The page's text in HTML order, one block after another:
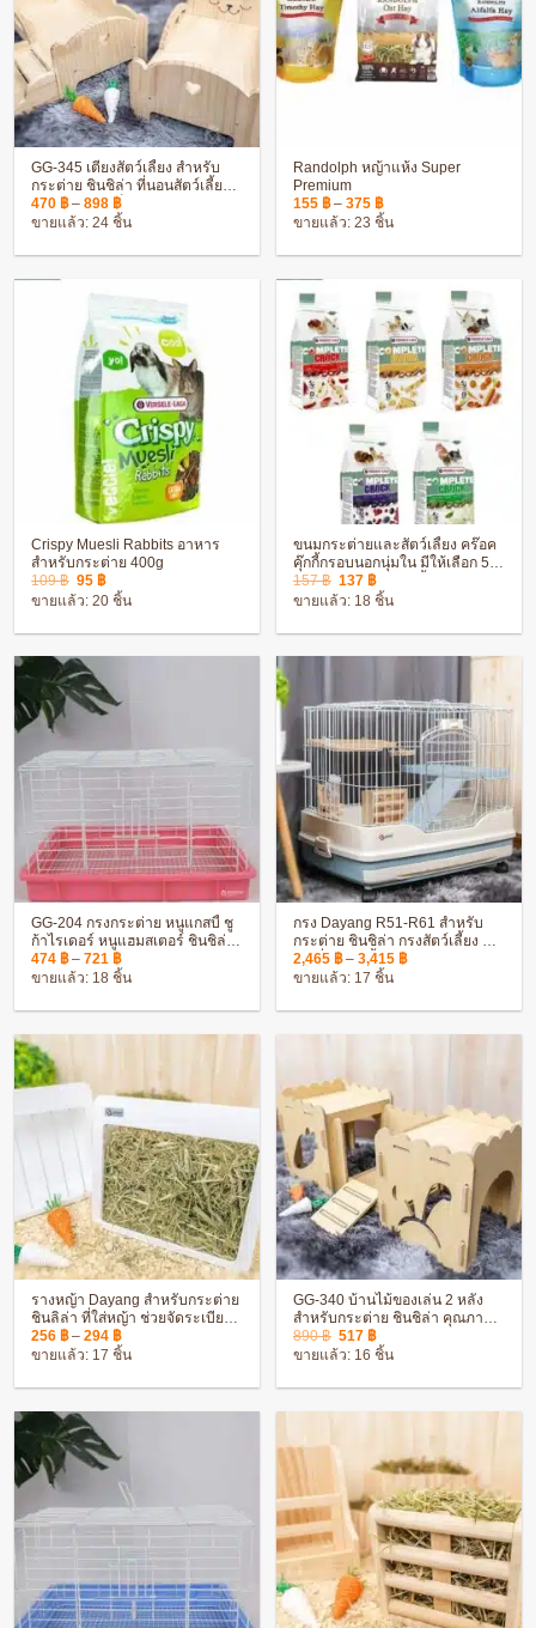
GG-345 เตียงสัตว์เลี้ยง สำหรับ
กระต่าย ชินชิล่า ที่นอนสัตว์เลี้ยง
คุณภาพดี ไม่เป็นอันตราย
470 ฿ – 898 ฿Price
range:
470 ฿
898 ฿
ขายแล้ว: 24 ชิ้น
Randolph หญ้าแห้ง Super​
Premium​
155 ฿ – 375 ฿Price
range:
155 ฿
375 ฿
ขายแล้ว: 23 ชิ้น
Crispy Muesli Rabbits อาหาร
สำหรับกระต่าย 400g
109฿ Original
price
was:
95 ฿Current
price
is:
ขายแล้ว: 20 ชิ้น
ขนมกระต่ายและสัตว์เลี้ยง คร๊อค
คุ๊กกี้กรอบนอกนุ่มใน มีให้เลือก 5
รสชาติ สำหรับสัตว์เลี้ยงฟันแทะ
157฿ Original
price
was:
137 ฿Current
price
is:
ขายแล้ว: 18 ชิ้น
GG-204 กรงกระต่าย หนูแกสบี้ ชู
ก้าไรเดอร์ หนูแฮมสเตอร์ ชินชิล่า
มีหลายขนาด เคลือบกับกันสนิม
(สีชมพู)
474 ฿ – 721 ฿Price
range:
474 ฿
721 ฿
ขายแล้ว: 18 ชิ้น
กรง Dayang R51-R61 สำหรับ
กระต่าย ชินชิล่า กรงสัตว์เลี้ยง มี
ล้อเลื่อน ติดตั้ง ประกอบง่าย
2,465 ฿ – 3,415 ฿Price
3,415 ฿
ขายแล้ว: 17 ชิ้น
รางหญ้า Dayang สำหรับกระต่าย
ชินลิล่า ที่ใส่หญ้า ช่วยจัดระเบียบ
การกิน หญ้าไม่กระจาย
256 ฿ – 294 ฿Price
range:
256 ฿
294 ฿
ขายแล้ว: 17 ชิ้น
GG-340 บ้านไม้ของเล่น 2 หลัง
สำหรับกระต่าย ชินชิล่า คุณภาพดี
ตกแต่งกรง สวยงาม
890฿ Original
price
was:
517 ฿Current
price
is:
ขายแล้ว: 16 ชิ้น